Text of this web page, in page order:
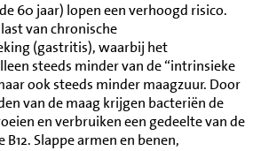
60 jaar) lopen een verhoogd risico.
van chronische
(gastritis), waarbij het
steeds minder van de “intrinsieke
ook steeds minder maagzuur. Door
van de maag krijgen bacteriën de
en verbruiken een gedeelte van de
Slappe armen en benen,